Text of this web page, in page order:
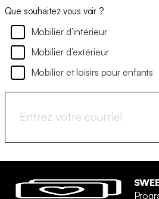
Que souhaitez vous voir ?
Mobilier d’intérieur
Mobilier d’extérieur
Mobilier et loisirs pour enfants